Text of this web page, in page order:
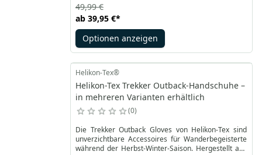
wodurch sie sowohl bequem als auch funktional
sind. Der anatomische Schnitt, der über das
Handgelenk hinausgeht, in Verbindung mit dem
Ärmelbündchen sorgt für sicheren Schutz und hohen
Tragekomfort. Die Handschuhe sind mit
bedient werden können, ohne die Handschuhe
auszuziehen.
ab 39,95 €*
49,99 €
Optionen anzeigen
Helikon-Tex®
Helikon-Tex Trekker Outback-Handschuhe –
in mehreren Varianten erhältlich
0
Die Trekker Outback Gloves von Helikon-Tex sind
unverzichtbare Accessoires für Wanderbegeisterte
während der Herbst-Winter-Saison. Hergestellt aus